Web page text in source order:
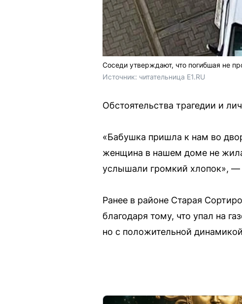
Соседи утверждают, что погибшая не
Источник: читательница E1.RU
Обстоятельства трагедии и
«Бабушка пришла к нам во
женщина в нашем доме не
услышали громкий хлопок», —
Ранее в районе Старая
благодаря тому, что упал на
но с положительной